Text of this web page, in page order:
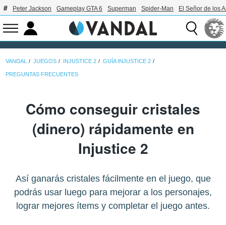
Peter Jackson Gameplay GTA 6 Superman Spider-Man El Señor de los
VANDAL JUEGOS INJUSTICE 2 GUÍA INJUSTICE 2
PREGUNTAS FRECUENTES
Cómo conseguir cristales
(dinero) rápidamente en
Injustice 2
Así ganarás cristales fácilmente en el juego, que
podrás usar luego para mejorar a los personajes,
lograr mejores ítems y completar el juego antes.